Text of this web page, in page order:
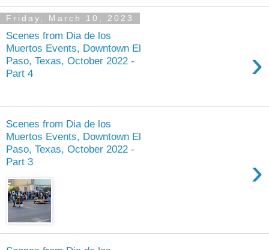
Friday, March 10, 2023
Scenes from Dia de los
Muertos Events, Downtown El
Paso, Texas, October 2022 -
Part 4
›
Scenes from Dia de los
Muertos Events, Downtown El
Paso, Texas, October 2022 -
Part 3
›